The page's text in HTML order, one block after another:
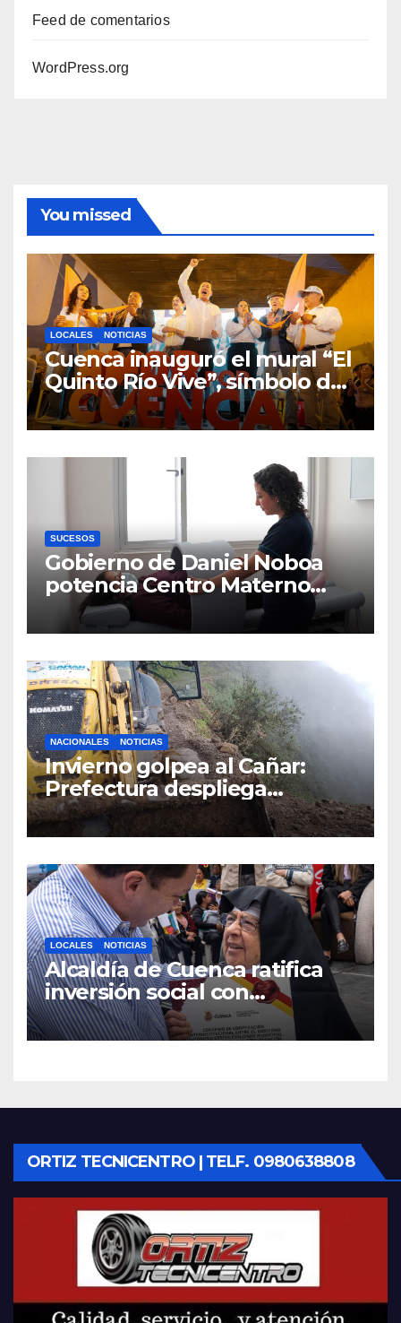
Feed de comentarios
WordPress.org
You missed
LOCALES NOTICIAS
Cuenca inauguró el mural “El
Quinto Río Vive”, símbolo de
la defensa ciudadana del
agua
SUCESOS
Gobierno de Daniel Noboa
potencia Centro Materno
Infantil y Emergencias en
Cuenca con nuevos equipos
NACIONALES NOTICIAS
Invierno golpea al Cañar:
Prefectura despliega
maquinaria en toda la
provincia para mantener las
LOCALES NOTICIAS
Alcaldía de Cuenca ratifica
inversión social con
fundaciones e instituciones
locales
ORTIZ TECNICENTRO | TELF. 0980638808